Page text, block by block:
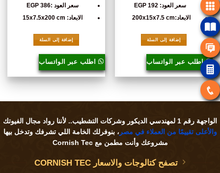
235,00 EGP.
سعر العود: 192 EGP
الابعاد:200x15x7.5 cm
إضافة إلى السلة
اطلب عبر الواتساب
سعر العود :386 EGP
الابعاد: 15x7.5x200 cm
إضافة إلى السلة
اطلب عبر الواتساب
الواجهة رقم 1 لمهندسي الديكور وشركات التشطيب.. لأننا
رواد مجال الفيوتك
والأعلى تقييمًا من العملاء في مصر ، بنوفرلك الخامة اللي تشرفك وتدخل بيها
مشروعك وأنت مطمن مع Cornish Tec
تصفح كتالوجات والاسعار CORNISH TEC